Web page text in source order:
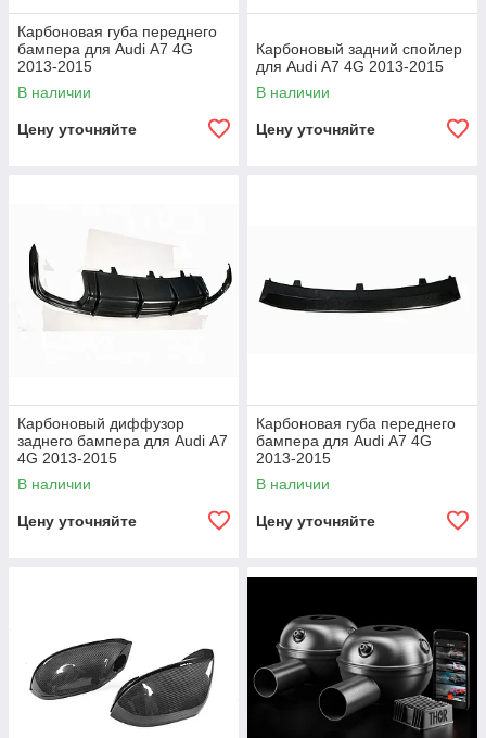
Карбоновая губа переднего
бампера для Audi А7 4G
2013-2015
В наличии
Цену уточняйте
Карбоновый задний спойлер
для Audi А7 4G 2013-2015
В наличии
Цену уточняйте
Карбоновый диффузор
заднего бампера для Audi А7
4G 2013-2015
В наличии
Цену уточняйте
Карбоновая губа переднего
бампера для Audi А7 4G
2013-2015
В наличии
Цену уточняйте